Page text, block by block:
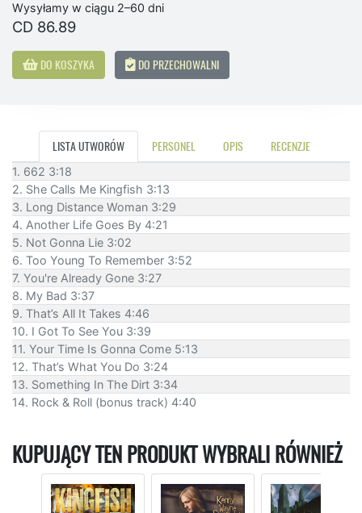
Wysyłamy w ciągu 2–60 dni
CD 86.89
DO KOSZYKA DO PRZECHOWALNI
LISTA UTWORÓW PERSONEL OPIS RECENZJE
1. 662 3:18
2. She Calls Me Kingfish 3:13
3. Long Distance Woman 3:29
4. Another Life Goes By 4:21
5. Not Gonna Lie 3:02
6. Too Young To Remember 3:52
7. You're Already Gone 3:27
8. My Bad 3:37
9. That’s All It Takes 4:46
10. I Got To See You 3:39
11. Your Time Is Gonna Come 5:13
12. That’s What You Do 3:24
13. Something In The Dirt 3:34
14. Rock & Roll (bonus track) 4:40
KUPUJĄCY TEN PRODUKT WYBRALI RÓWNIEŻ